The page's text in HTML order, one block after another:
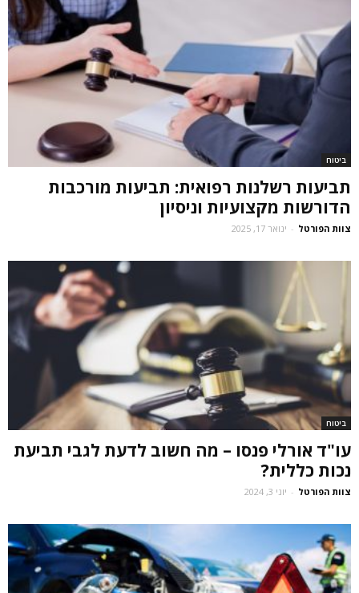
ביטוח
תביעות רשלנות רפואית: תביעות מורכבות
הדורשות מקצועיות וניסיון
צוות הפורטל - ינואר 17, 2025
ביטוח
עו"ד אורלי פנסו – מה חשוב לדעת לגבי תביעת
נכות כללית?
צוות הפורטל - יוני 3, 2024